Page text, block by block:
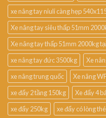
xe nâng tay niuli càng hẹp
Xe nâng tay siêu thấp 51mm
Xe nâng tay thấp 51mm 2000kg
xe nâng tay đức 3500kg
Xe
xe nâng trung quốc
Xe nâng
xe đẩy 2 tầng 150kg
Xe đẩy 4
xe đẩy 250kg
xe đẩy có lòng